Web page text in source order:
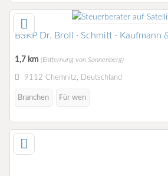
BSKP Dr. Broll · Schmitt · Kaufmann
1,7 km (Entfernung von Sonnenberg)
9112 Chemnitz, Deutschland
Branchen Für wen